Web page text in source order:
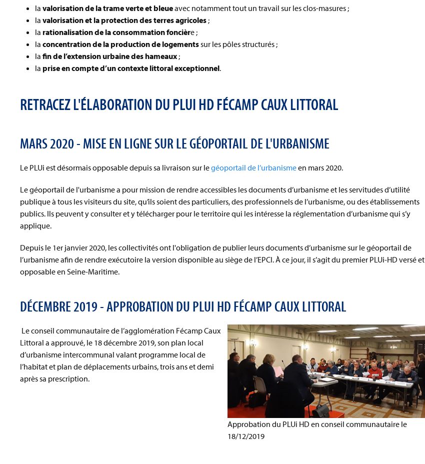
la valorisation de la trame verte et bleueavec notamment tout un travail sur les clos-masures ;
la valorisation et la protection des terres agricoles ;
la rationalisation de la consommation foncière ;
la concentration de la production de logementssur les pôles structurés ;
la fin de l’extension urbaine des hameaux ;
la prise en compte d’un contexte littoral exceptionnel.
RETRACEZ L'ÉLABORATION DU PLUI HD FÉCAMP CAUX LITTORAL
MARS 2020 - MISE EN LIGNE SUR LE GÉOPORTAIL DE L'URBANISME
Le PLUi est désormais opposable depuis sa livraison sur legéoportail de l’urbanismeen mars 2020.
Le géoportail de l'urbanisme a pour mission de rendre accessibles les documents d’urbanisme et les servitudes d’utilité
publique à tous les visiteurs du site, qu’ils soient des particuliers, des professionnels de l’urbanisme, ou des établissements
publics. Ils peuvent y consulter et y télécharger pour le territoire qui les intéresse la réglementation d’urbanisme qui s’y
applique.
Depuis le 1er janvier 2020, les collectivités ont l'obligation de publier leurs documents d’urbanisme sur le géoportail de
l’urbanisme afin de rendre exécutoire la version disponible au siège de l’EPCI. À ce jour, il s’agit du premier PLUi-HD versé et
opposable en Seine-Maritime.
DÉCEMBRE 2019 - APPROBATION DU PLUI HD FÉCAMP CAUX LITTORAL
Le conseil communautaire de l’agglomération Fécamp Caux
Littoral a approuvé, le 18 décembre 2019, son plan local
d’urbanisme intercommunal valant programme local de
l’habitat et plan de déplacements urbains, trois ans et demi
après sa prescription.
Approbation du PLUi HD en conseil communautaire le
18/12/2019